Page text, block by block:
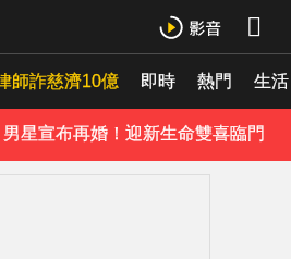
師詐慈濟10億 即時 熱門 生活
星宣布再婚！迎新生命雙喜臨門
隨時掌握天下大小事！